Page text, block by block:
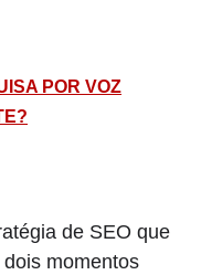
POR VOZ
de SEO que
momentos